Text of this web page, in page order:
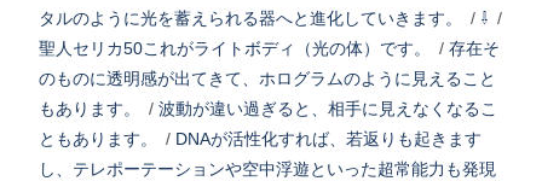
タルのように光を蓄えられる器へと進化していきます。
/ ⇩ /
聖人セリカ50これがライトボディ（光の体）です。
/ 存在そ
のものに透明感が出てきて、ホログラムのように見えること
もあります。
/ 波動が違い過ぎると、相手に見えなくなるこ
ともあります。
/ DNAが活性化すれば、若返りも起きます
し、テレポーテーションや空中浮遊といった超常能力も発現